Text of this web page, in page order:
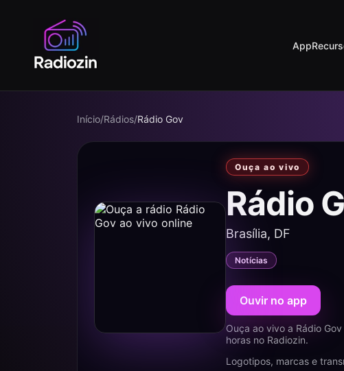
App
Início/Rádios/Rádio Gov
Ouça ao vivo
Rádio
Brasília, DF
Notícias
Ouvir no app
Ouça ao vivo a Rádio
horas no Radiozin.
Logotipos, marcas e